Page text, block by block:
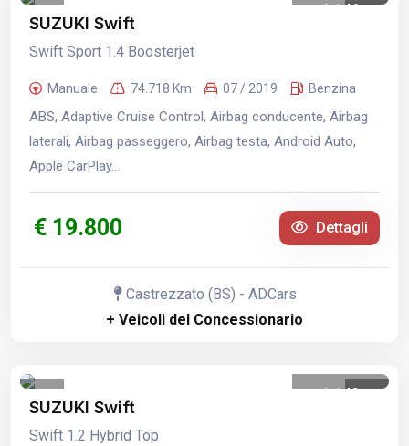
1 /46
SUZUKI Swift
Swift Sport 1.4 Boosterjet
Manuale 74.718 Km 07 / 2019 Benzina
ABS, Adaptive Cruise Control, Airbag conducente, Airbag
laterali, Airbag passeggero, Airbag testa, Android Auto,
Apple CarPlay...
€ 19.800 Dettagli
Castrezzato (BS) - ADCars
+ Veicoli del Concessionario
1 /40
SUZUKI Swift
Swift 1.2 Hybrid Top